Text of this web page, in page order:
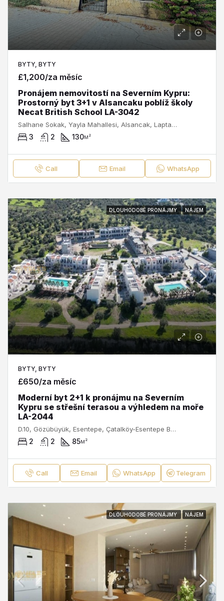
BYTY, BYTY
£1,200/za měsíc
Pronájem nemovitostí na Severním Kypru:
Prostorný byt 3+1 v Alsancaku poblíž školy
Necat British School LA-3042
Salhane Sokak, Yayla Mahallesi, Alsancak, Lapta-Alsancak-Çamlıbel Belediyesi, Girne ilçesi, Kuzey Kıbrıs, 99350, Κύπρος - Kıbrıs
3 2 130м²
Call Email WhatsApp
DLOUHODOBÉ PRONÁJMY NÁJEM
BYTY, BYTY
£650/za měsíc
Moderní byt 2+1 k pronájmu na Severním
Kypru se střešní terasou a výhledem na moře
LA-2044
D.10, Gözübüyük, Esentepe, Çatalköy-Esentepe Belediyesi, Girne ilçesi, Kuzey Kıbrıs, 99400, Κύπρος - Kıbrıs
2 2 85м²
Call Email WhatsApp Telegram
DLOUHODOBÉ PRONÁJMY NÁJEM